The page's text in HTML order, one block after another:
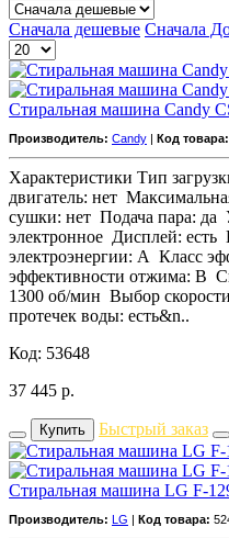
Сначала дешевые Сначала
Стиральная машина Candy
Производитель: Candy Код товара:
Характеристики Тип
двигатель: нет
сушки: нет Подача пара:
электронное Дисплей: есть
электроэнергии: A Класс
эффективности отжима: B
1300 об/мин Выбор
протечек воды: есть&n..
Код: 53648
37 445 р.
Купить Быстрый заказ
Стиральная машина LG F-
Производитель: LG Код товара: